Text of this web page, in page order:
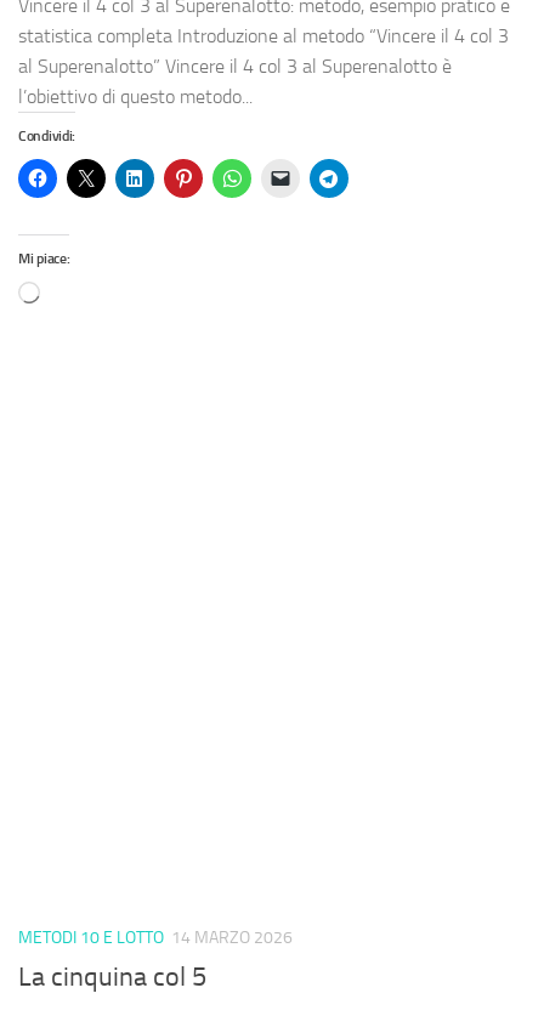
Vincere il 4 col 3 al Superenalotto: metodo, esempio pratico e
statistica completa Introduzione al metodo “Vincere il 4 col 3
al Superenalotto” Vincere il 4 col 3 al Superenalotto è
l’obiettivo di questo metodo...
Condividi:
Mi piace:
METODI 10 E LOTTO 14 MARZO 2026
La cinquina col 5